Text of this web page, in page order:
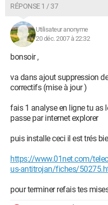
RÉPONSE 1 / 37
Utilisateur anonyme
20 déc. 2007 à 22:32
bonsoir ,
va dans ajout suppression
correctifs (mise à jour )
fais 1 analyse en ligne tu as
passe par internet explorer
puis installe ceci il est trés
https://www.01net.com/
us-antitrojan/fiches/
pour terminer refais tes